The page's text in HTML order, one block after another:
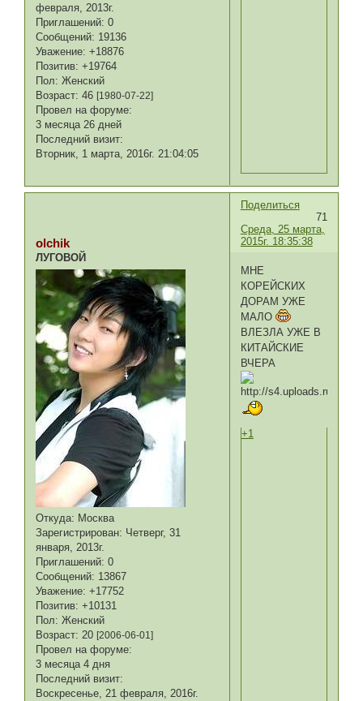
февраля, 2013г.
Приглашений: 0
Сообщений: 19136
Уважение: +18876
Позитив: +19764
Пол: Женский
Возраст: 46[1980-07-22]
Провел на форуме:
3 месяца 26 дней
Последний визит:
Вторник, 1 марта, 2016г. 21:04:05
Поделиться
71
Среда, 25 марта,
2015г. 18:35:38
olchik
ЛУГОВОЙ
Откуда: Москва
Зарегистрирован: Четверг, 31
января, 2013г.
Приглашений: 0
Сообщений: 13867
Уважение: +17752
Позитив: +10131
Пол: Женский
Возраст: 20[2006-06-01]
Провел на форуме:
3 месяца 4 дня
Последний визит:
Воскресенье, 21 февраля, 2016г.
МНЕ
КОРЕЙСКИХ
ДОРАМ УЖЕ
МАЛО
ВЛЕЗЛА УЖЕ В
КИТАЙСКИЕ
ВЧЕРА
+1